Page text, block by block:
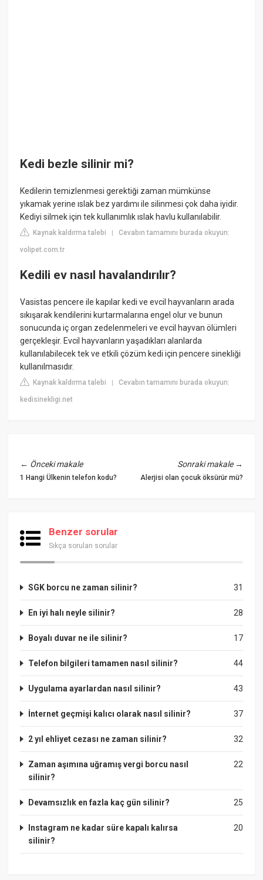
Kedi bezle silinir mi?
Kedilerin temizlenmesi gerektiği zaman mümkünse
yıkamak yerine ıslak bez yardımı ile silinmesi çok daha iyidir.
Kediyi silmek için tek kullanımlık ıslak havlu kullanılabilir.
Kaynak kaldırma talebi |Cevabın tamamını burada okuyun:
volipet.com.tr
Kedili ev nasıl havalandırılır?
Vasistas pencere ile kapılar kedi ve evcil hayvanların arada
sıkışarak kendilerini kurtarmalarına engel olur ve bunun
sonucunda iç organ zedelenmeleri ve evcil hayvan ölümleri
gerçekleşir. Evcil hayvanların yaşadıkları alanlarda
kullanılabilecek tek ve etkili çözüm kedi için pencere sinekliği
kullanılmasıdır.
Kaynak kaldırma talebi |Cevabın tamamını burada okuyun:
kedisinekligi.net
← Önceki makale
1 Hangi Ülkenin telefon kodu?
Sonraki makale→
Alerjisi olan çocuk öksürür mü?
Benzer sorular
Sıkça sorulan sorular
31
SGK borcu ne zaman silinir?
28
En iyi halı neyle silinir?
17
Boyalı duvar ne ile silinir?
44
Telefon bilgileri tamamen nasıl silinir?
43
Uygulama ayarlardan nasıl silinir?
37
İnternet geçmişi kalıcı olarak nasıl silinir?
32
2 yıl ehliyet cezası ne zaman silinir?
22
Zaman aşımına uğramış vergi borcu nasıl
silinir?
25
Devamsızlık en fazla kaç gün silinir?
20
Instagram ne kadar süre kapalı kalırsa
silinir?